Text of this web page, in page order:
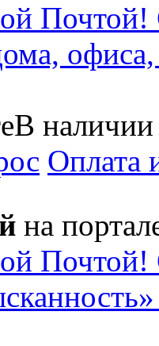
офиса,
В наличии
Оплата
на